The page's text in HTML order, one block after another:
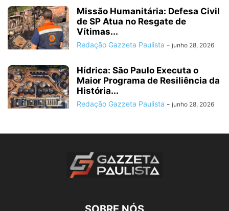
Missão Humanitária: Defesa Civil
de SP Atua no Resgate de
Vítimas...
Redação Gazzeta Paulista - junho 28, 2026
Hídrica: São Paulo Executa o
Maior Programa de Resiliência da
História...
Redação Gazzeta Paulista - junho 28, 2026